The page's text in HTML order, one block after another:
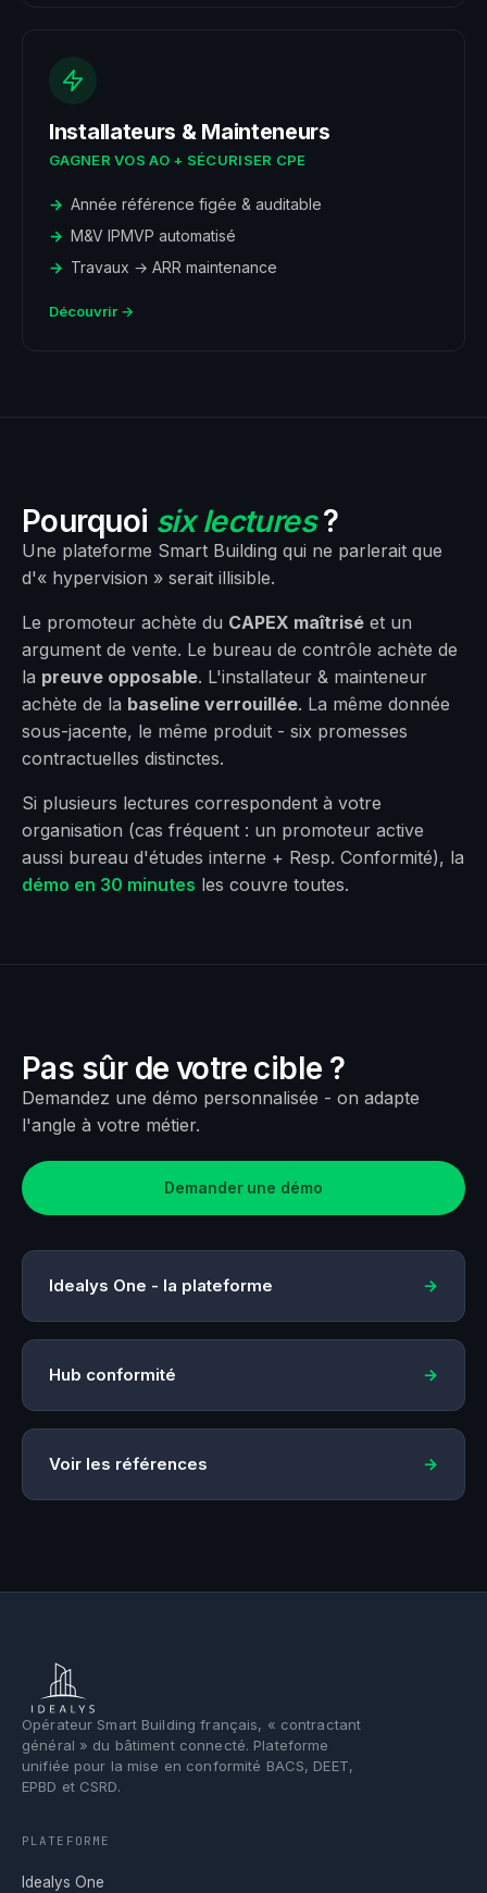
Installateurs & Mainteneurs
GAGNER VOS AO + SÉCURISER CPE
Année référence figée & auditable
M&V IPMVP automatisé
Travaux → ARR maintenance
Découvrir →
Pourquoi six lectures?
Une plateforme Smart Building qui ne parlerait que
d'« hypervision » serait illisible.
Le promoteur achète du CAPEX maîtrisé et un
argument de vente. Le bureau de contrôle achète de
la preuve opposable. L'installateur & mainteneur
achète de la baseline verrouillée. La même donnée
sous-jacente, le même produit - six promesses
contractuelles distinctes.
Si plusieurs lectures correspondent à votre
organisation (cas fréquent : un promoteur active
aussi bureau d'études interne + Resp. Conformité), la
démo en 30 minutes les couvre toutes.
Pas sûr de votre cible ?
Demandez une démo personnalisée - on adapte
l'angle à votre métier.
Demander une démo
Idealys One - la plateforme
Hub conformité
Voir les références
Opérateur Smart Building français, « contractant
général » du bâtiment connecté. Plateforme
unifiée pour la mise en conformité BACS, DEET,
EPBD et CSRD.
PLATEFORME
Idealys One